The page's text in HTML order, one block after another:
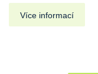
Více informací